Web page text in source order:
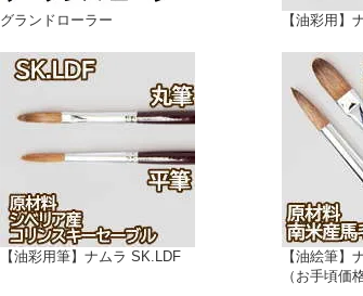
グランドローラー 【油彩用】
【油彩用筆】ナムラ SK.LDF
【油絵筆
（お手頃価